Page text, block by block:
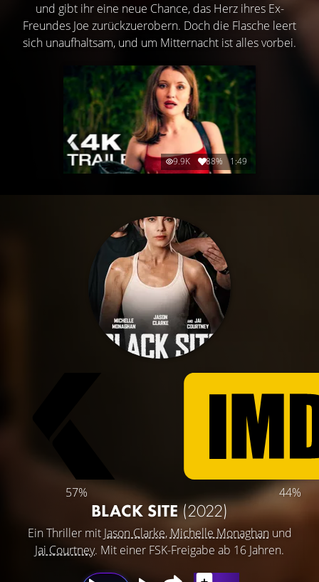
und gibt ihr eine neue Chance, das Herz ihres Ex-
Freundes Joe zurückzuerobern. Doch die Flasche leert
sich unaufhaltsam, und um Mitternacht ist alles vorbei.
9.9K 88% 1:49
57% 44%
BLACK SITE(2022)
Ein Thriller mit Jason Clarke, Michelle Monaghanund
Jai Courtney. Mit einer FSK-Freigabe ab 16 Jahren.